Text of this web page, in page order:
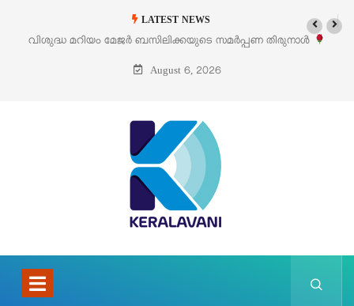
LATEST NEWS
തിരുനാൾ
‘പെറ്റൽസ്’ ലൈഫ് സ്റ്റൈൽ എക്സിബിഷനും
August 6, 2026